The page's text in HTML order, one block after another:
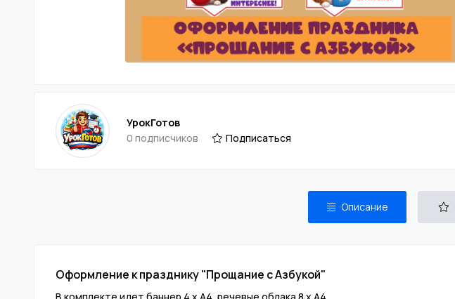
УрокГотов
0 подписчиков
Подписаться
Описание
Оформление к празднику "Прощание с Азбукой"